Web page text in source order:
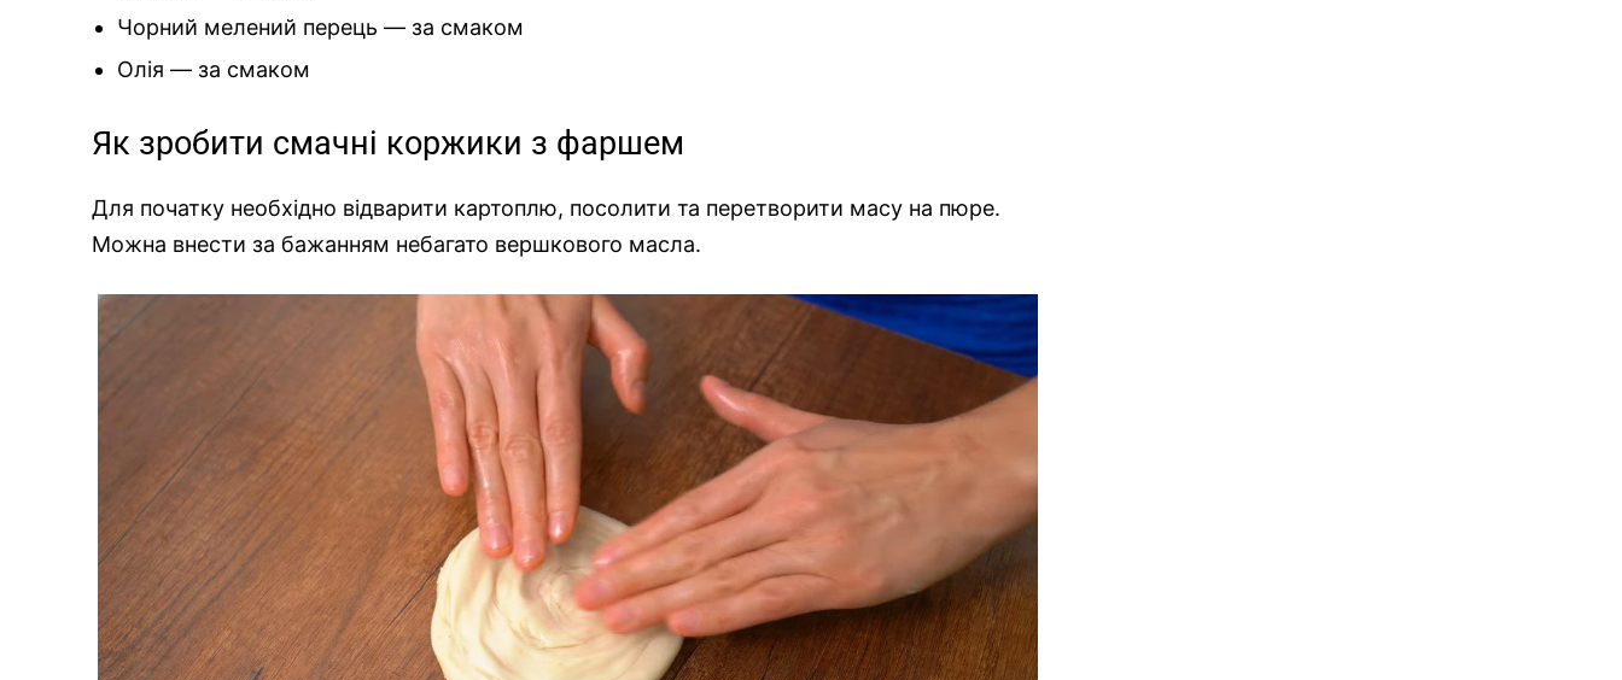
Чорний мелений перець — за смаком
Олія — за смаком
Як зробити смачні коржики з фаршем
Для початку необхідно відварити картоплю, посолити та перетворити масу на пюре.
Можна внести за бажанням небагато вершкового масла.